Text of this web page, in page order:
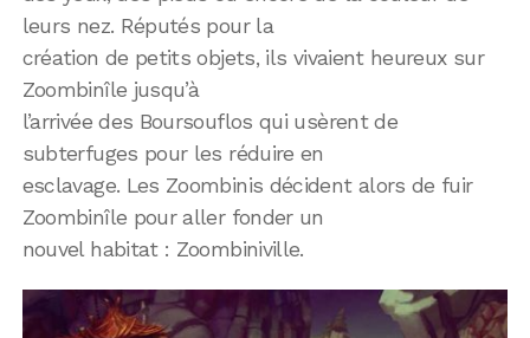
leurs nez. Réputés pour la
création de petits objets, ils vivaient heureux sur
Zoombinîle jusqu’à
l’arrivée des Boursouflos qui usèrent de
subterfuges pour les réduire en
esclavage. Les Zoombinis décident alors de fuir
Zoombinîle pour aller fonder un
nouvel habitat : Zoombiniville.